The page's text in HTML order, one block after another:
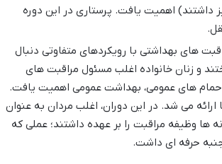
داشتند) اهمیت یافت. پرستاری در این دوره
های بهداشتی با رویکردهای متفاوتی دنبال
و زنان خانواده اغلب مسئول مراقبت های
حمام های عمومی، بهداشت عمومی اهمیت یافت.
می شد. در این دوران، اغلب مردان به عنوان
ها وظیفه مراقبت را بر عهده داشتند؛ عملی که
حرفه ای داشت.